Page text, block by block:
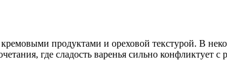
продуктами и ореховой текстурой. В
где сладость варенья сильно конфликтует с